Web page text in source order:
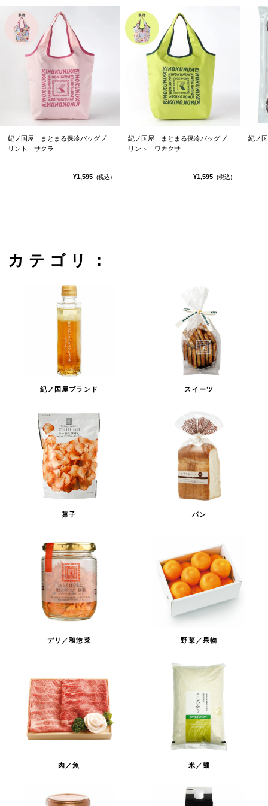
紀ノ国屋 まとまる保冷バッグプ
リント サクラ
¥1,595 (税込)
紀ノ国屋 まとまる保冷バッグプ
リント ワカクサ
¥1,595 (税込)
紀ノ
カテゴリ：
紀ノ国屋ブランド スイーツ
菓子 パン
デリ／和惣菜 野菜／果物
肉／魚 米／麺